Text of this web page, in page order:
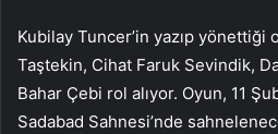
Kubilay Tuncer’in yazıp yönettiği
Taştekin, Cihat Faruk Sevindik,
Bahar Çebi rol alıyor. Oyun, 11
Sadabad Sahnesi’nde